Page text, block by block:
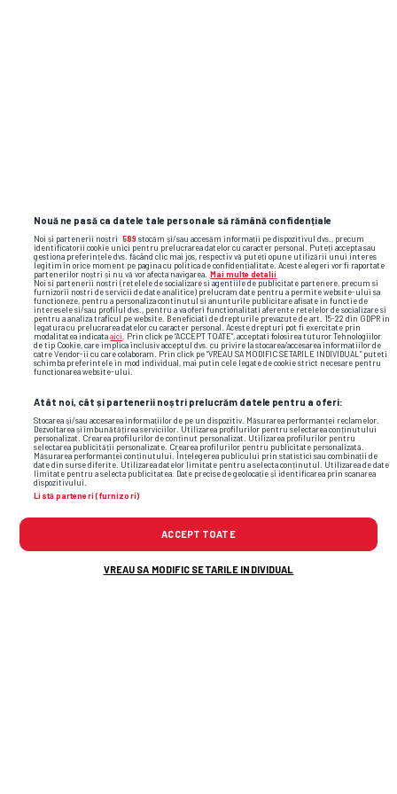
Foto10/32: Necaxa și Querétaro, meci oprit în Mexic
Nouă ne pasă ca datele tale personale să rămână confidențiale
Noi și partenerii noștri 589 stocăm și/sau accesăm informații pe dispozitivul dvs., precum
identificatorii cookie unici pentru prelucrarea datelor cu caracter personal. Puteți accepta sau
gestiona preferințele dvs. făcând clic mai jos, respectiv vă puteți opune utilizării unui interes
legitim în orice moment pe pagina cu politica de confidențialitate. Aceste alegeri vor fi raportate
partenerilor noștri și nu vă vor afecta navigarea. Mai multe detalii
Noi si partenerii nostri (retelele de socializare si agentiile de publicitate partenere, precum si
furnizorii nostri de servicii de date analitice) prelucram date pentru a permite website-ului sa
functioneze, pentru a personaliza continutul si anunturile publicitare afisate in functie de
interesele si/sau profilul dvs., pentru a va oferi functionalitati aferente retelelor de socializare si
pentru a analiza traficul pe website. Beneficiati de drepturile prevazute de art. 15-22 din GDPR in
legatura cu prelucrarea datelor cu caracter personal. Aceste drepturi pot fi exercitate prin
modalitatea indicataaici
. Prin click pe “ACCEPT TOATE”, acceptati folosirea tuturor Tehnologiilor
de tip Cookie, care implica inclusiv acceptul dvs. cu privire la stocarea/accesarea informatiilor de
catre Vendor-ii cu care colaboram. Prin click pe “VREAU SA MODIFIC SETARILE INDIVIDUAL” puteti
schimba preferintele in mod individual, mai putin cele legate de cookie strict necesare pentru
functionarea website-ului.
Atât noi, cât și partenerii noștri prelucrăm datele pentru a oferi:
Stocarea și/sau accesarea informațiilor de pe un dispozitiv. Măsurarea performanței reclamelor.
Dezvoltarea și îmbunătățirea serviciilor. Utilizarea profilurilor pentru selectarea conținutului
personalizat. Crearea profilurilor de conținut personalizat. Utilizarea profilurilor pentru
selectarea publicității personalizate. Crearea profilurilor pentru publicitate personalizată.
Măsurarea performanței conținutului. Înțelegerea publicului prin statistici sau combinații de
date din surse diferite. Utilizarea datelor limitate pentru a selecta conținutul. Utilizarea de date
limitate pentru a selecta publicitatea. Date precise de geolocație și identificarea prin scanarea
dispozitivului.
Listă parteneri (furnizori)
ACCEPT TOATE
VREAU SA MODIFIC SETARILE INDIVIDUAL